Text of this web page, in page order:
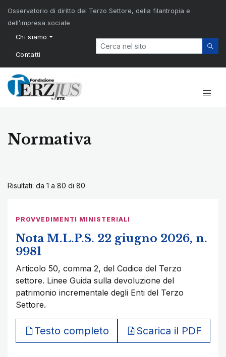
Osservatorio di diritto del Terzo Settore, della filantropia e
dell’impresa sociale
Chi siamo
Contatti
Normativa
Risultati: da 1 a 80 di 80
PROVVEDIMENTI MINISTERIALI
Nota M.L.P.S. 22 giugno 2026, n.
9981
Articolo 50, comma 2, del Codice del Terzo
settore. Linee Guida sulla devoluzione del
patrimonio incrementale degli Enti del Terzo
Settore.
Testo completo Scarica il PDF